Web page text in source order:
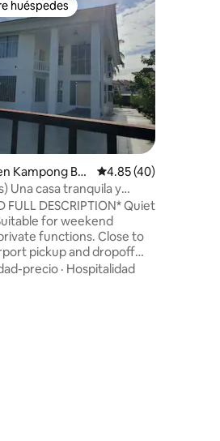
de 5, 7 reseñas
huéspedes
huéspedes
Kampong Be
Calificación
4.85 (40)
Una casa tranquila y
DESCRIPTION* Quiet
for weekend
functions. Close to
precio · Hospitalidad